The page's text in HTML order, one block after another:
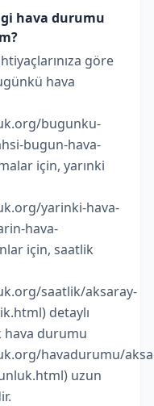
hava durumu
göre
hava
bugunku-
bugun-hava-
için, yarınki
yarinki-hava-
hava-
için, saatlik
saatlik/aksaray-
detaylı
hava durumu
havadurumu/
uzun